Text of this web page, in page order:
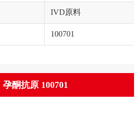
IVD原料
100701
孕酮抗原 100701